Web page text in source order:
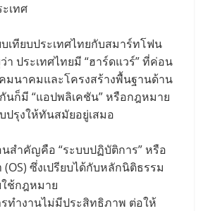
เทศ
เทียบประเทศไทยกับสมาร์ทโฟน
า ประเทศไทยมี “ฮาร์ดแวร์” ที่ค่อน
มนาคมและโครงสร้างพื้นฐานด้าน
นก็มี “แอปพลิเคชัน” หรือกฎหมาย
ปรุงให้ทันสมัยอยู่เสมอ
สำคัญคือ “ระบบปฏิบัติการ” หรือ
ซึ่งเปรียบได้กับหลักนิติธรรม
ช้กฎหมาย
ทำงานไม่มีประสิทธิภาพ ต่อให้